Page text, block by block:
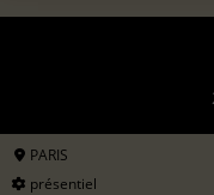
PARIS
présentiel